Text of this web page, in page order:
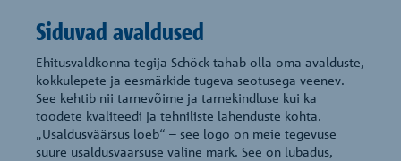
Siduvad avaldused
Ehitusvaldkonna tegija Schöck tahab olla oma avalduste,
kokkulepete ja eesmärkide tugeva seotusega veenev.
See kehtib nii tarnevõime ja tarnekindluse kui ka
toodete kvaliteedi ja tehniliste lahenduste kohta.
„Usaldusväärsus loeb“ – see logo on meie tegevuse
suure usaldusväärsuse väline märk. See on lubadus,